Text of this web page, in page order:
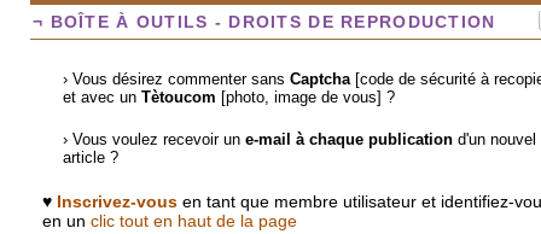
¬ BOÎTE À OUTILS - DROITS DE REPRODUCTION
› Vous désirez commenter sans Captcha [code de sécurité à
et avec un Tètoucom [photo, image de vous] ?
› Vous voulez recevoir un e-mail à chaque publication d'un nouvel
article ?
♥ Inscrivez-vous en tant que membre utilisateur et identifiez-
en un clic tout en haut de la page